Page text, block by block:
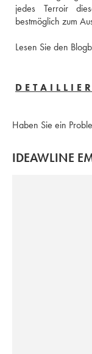
jedes Terroir
bestmöglich zum
Lesen Sie den
Haben Sie ein
IDEAWLINE